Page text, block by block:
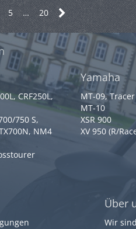
5 … 20
CRF250L,
750 S,
NM4
Yamaha
MT-09,
MT-10
XSR 900
XV 950 (R/
Über
Wir